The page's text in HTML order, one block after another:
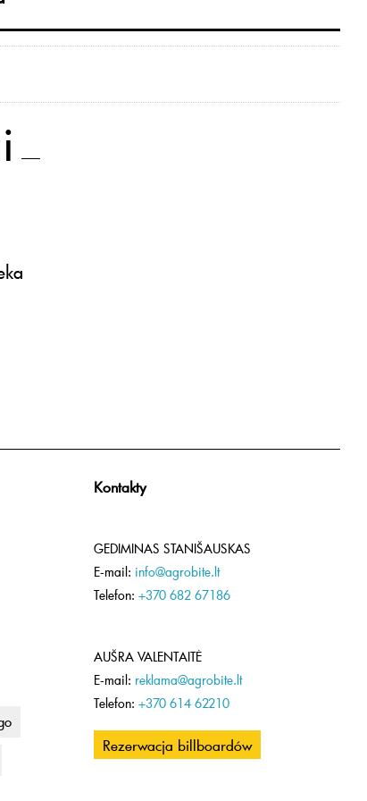
Kontakty
GEDIMINAS STANIŠAUSKAS
E-mail: info@agrobite.lt
Telefon: +370 682 67186
AUŠRA VALENTAITĖ
E-mail: reklama@agrobite.lt
Telefon: +370 614 62210
Rezerwacja billboardów